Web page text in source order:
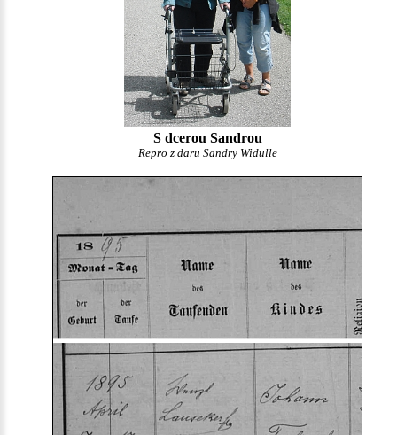
S dcerou Sandrou
Repro z daru Sandry Widulle